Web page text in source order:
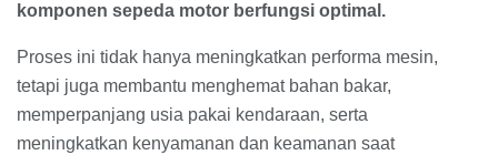
komponen sepeda motor berfungsi optimal.
Proses ini tidak hanya meningkatkan performa mesin,
tetapi juga membantu menghemat bahan bakar,
memperpanjang usia pakai kendaraan, serta
meningkatkan kenyamanan dan keamanan saat